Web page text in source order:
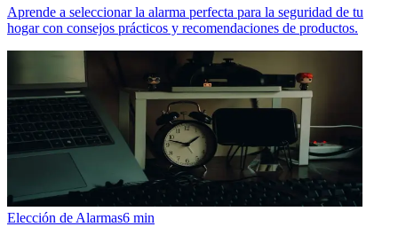
Aprende a seleccionar la alarma perfecta para la seguridad de tu
hogar con consejos prácticos y recomendaciones de productos.
Elección de Alarmas6 min